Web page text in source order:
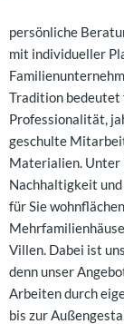
persönliche
mit individueller
Tradition bedeutet
Professionalität,
geschulte
Materialien. Unter
Nachhaltigkeit
für Sie
Villen. Dabei ist
denn unser
Arbeiten durch
bis zur